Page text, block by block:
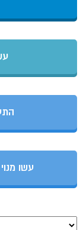
עשו